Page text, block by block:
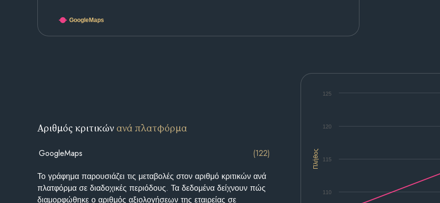
GoogleMaps
Πλήθος
110
115
120
125
Αριθμός κριτικών ανά πλατφόρμα
GoogleMaps (122)
Το γράφημα παρουσιάζει τις μεταβολές στον αριθμό κριτικών ανά
πλατφόρμα σε διαδοχικές περιόδους. Τα δεδομένα δείχνουν πώς
διαμορφώθηκε ο αριθμός αξιολογήσεων της εταιρείας σε